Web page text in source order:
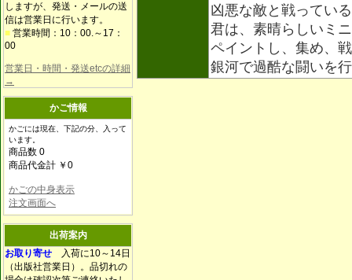
しますが、発送・メールの送
信は営業日に行います。
■ 営業時間：10：00.～17：
00
営業日・時間・発送etcの詳細
→
かご情報
かごには現在、下記の分、入って
います。
商品数 0
商品代金計 ￥0
かごの中身表示
注文画面へ
出荷案内
お取り寄せ 入荷に10～14日
（出版社営業日）。品切れの
凶悪な敵と戦ってい
君は、素晴らしいミ
ペイントし、集め、
銀河で過酷な闘いを